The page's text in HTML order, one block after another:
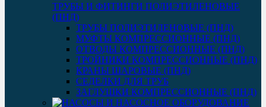
ТРУБЫ И ФИТИНГИ ПОЛИЭТИЛЕНОВЫЕ
(ПНД)
ТРУБЫ ПОЛИЭТИЛЕНОВЫЕ (ПНД)
МУФТЫ КОМПРЕССИОННЫЕ (ПНД)
ОТВОДЫ КОМПРЕССИОННЫЕ (ПНД)
ТРОЙНИКИ КОМПРЕССИОННЫЕ (ПНД)
КРАНЫ ШАРОВЫЕ (ПНД)
СЕДЕЛКИ ДЛЯ ТРУБ
ЗАГЛУШКИ КОМПРЕССИОННЫЕ (ПНД)